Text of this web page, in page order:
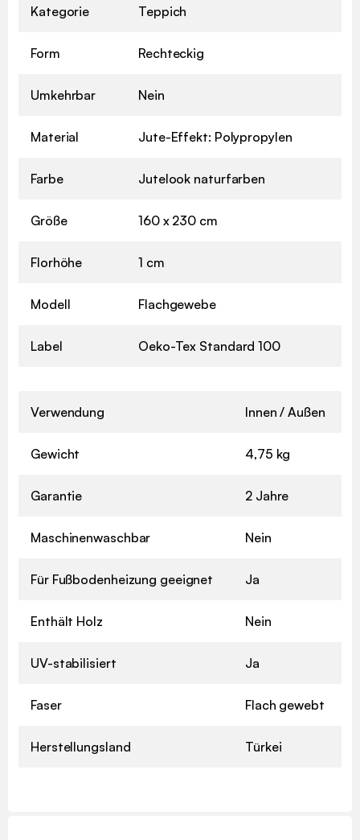
Kategorie Teppich
Form Rechteckig
Umkehrbar Nein
Material Jute-Effekt: Polypropylen
Farbe Jutelook naturfarben
Größe 160 x 230 cm
Florhöhe 1 cm
Modell Flachgewebe
Label Oeko-Tex Standard 100
Verwendung Innen / Außen
Gewicht 4,75 kg
Garantie 2 Jahre
Maschinenwaschbar Nein
Für Fußbodenheizung geeignet Ja
Enthält Holz Nein
UV-stabilisiert Ja
Faser Flach gewebt
Herstellungsland Türkei